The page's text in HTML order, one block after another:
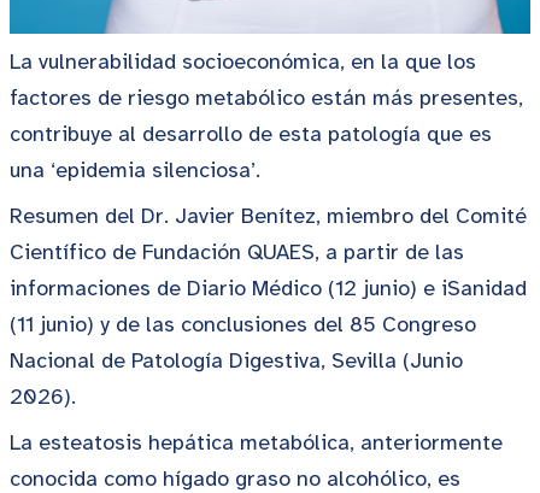
La vulnerabilidad socioeconómica, en la que los
factores de riesgo metabólico están más presentes,
contribuye al desarrollo de esta patología que es
una ‘epidemia silenciosa’.
Resumen del Dr. Javier Benítez, miembro del Comité
Científico de Fundación QUAES, a partir de las
informaciones de Diario Médico (12 junio) e iSanidad
(11 junio) y de las conclusiones del 85 Congreso
Nacional de Patología Digestiva, Sevilla (Junio
2026).
La esteatosis hepática metabólica, anteriormente
conocida como hígado graso no alcohólico, es